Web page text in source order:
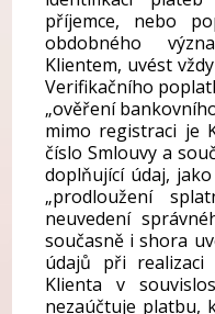
příjemce, nebo
obdobného
Klientem, uvést
Verifikačního
„ověření
mimo registraci je
číslo Smlouvy a
doplňující údaj,
„prodloužení
neuvedení
současně i shora
údajů při
Klienta v
nezaúčtuje platbu,